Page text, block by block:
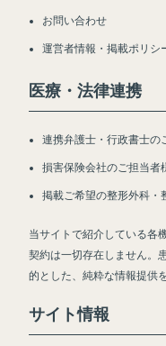
お問い合わせ
運営者情報・掲載ポリシ
医療・法律連携
連携弁護士・行政書士の
損害保険会社のご担当者
掲載ご希望の整形外科・
当サイトで紹介している各
契約は一切存在しません。
的とした、純粋な情報提供
サイト情報